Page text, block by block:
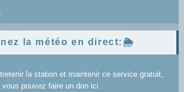
la météo en direct:🌦️
la station et maintenir ce service gratuit,
vous pouvez faire un don ici.